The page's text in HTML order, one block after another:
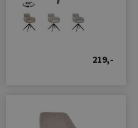
219,-